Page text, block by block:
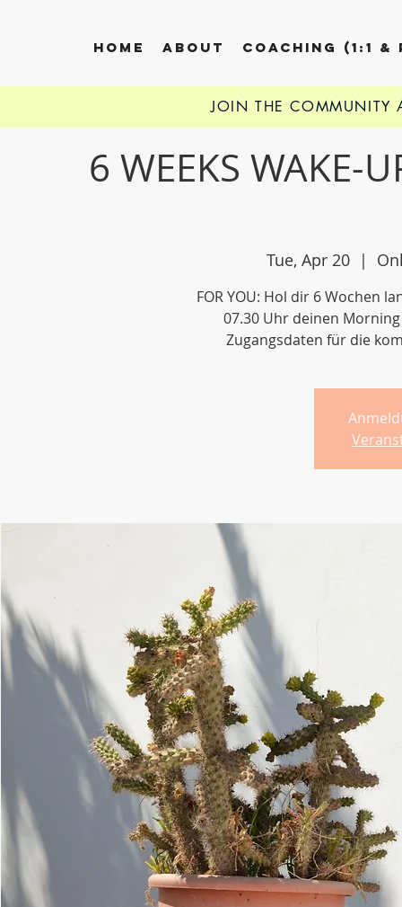
HOME ABOUT COACHING (1:1 &
6 WEEKS WAKE-
Tue, Apr 20
  |
FOR YOU: Hol dir 6 Wochen
07.30 Uhr deinen
Zugangsdaten für die
JOIN THE COMMUNITY